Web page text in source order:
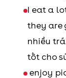
Salty
I eat a
they are
nhiều
tốt cho
enjoy